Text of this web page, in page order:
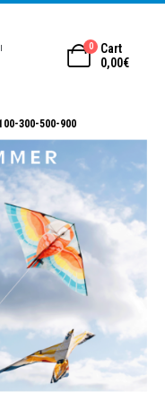
0
Cart
0,00€
300-500-900